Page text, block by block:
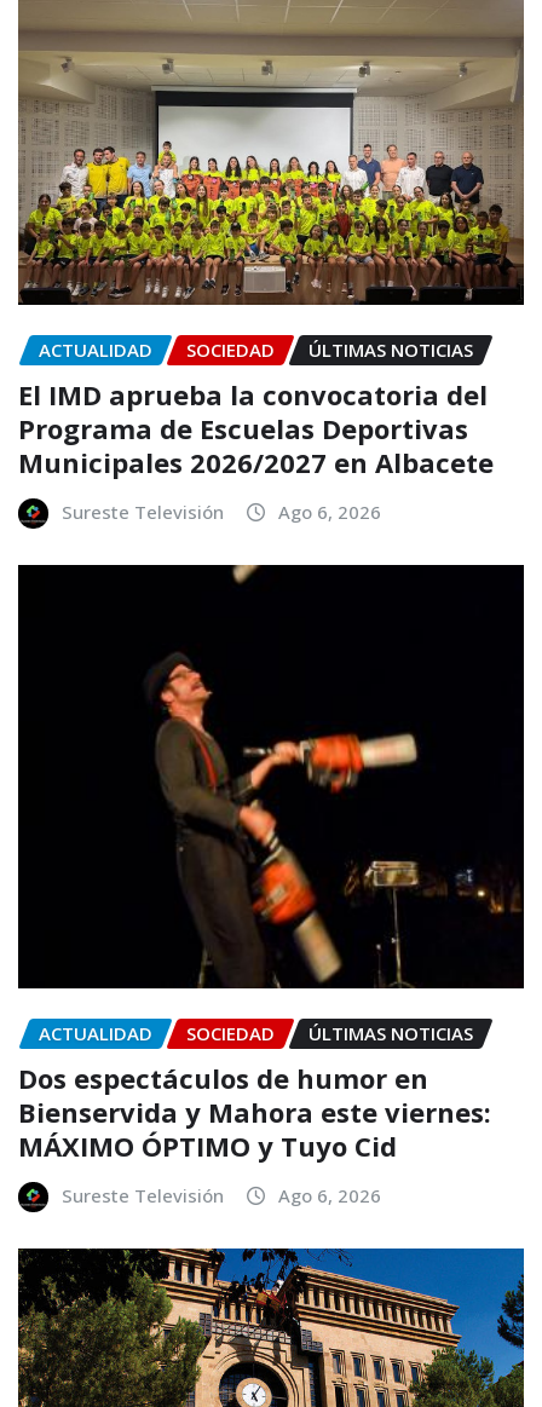
ACTUALIDAD SOCIEDAD ÚLTIMAS NOTICIAS
El IMD aprueba la convocatoria del
Programa de Escuelas Deportivas
Municipales 2026/2027 en Albacete
Sureste Televisión Ago 6, 2026
ACTUALIDAD SOCIEDAD ÚLTIMAS NOTICIAS
Dos espectáculos de humor en
Bienservida y Mahora este viernes:
MÁXIMO ÓPTIMO y Tuyo Cid
Sureste Televisión Ago 6, 2026